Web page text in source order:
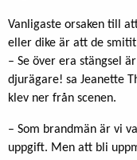
Vanligaste orsaken till
eller dike är att de
– Se över era stängsel
djurägare! sa Jeanette
klev ner från scenen.
– Som brandmän är vi
uppgift. Men att bli